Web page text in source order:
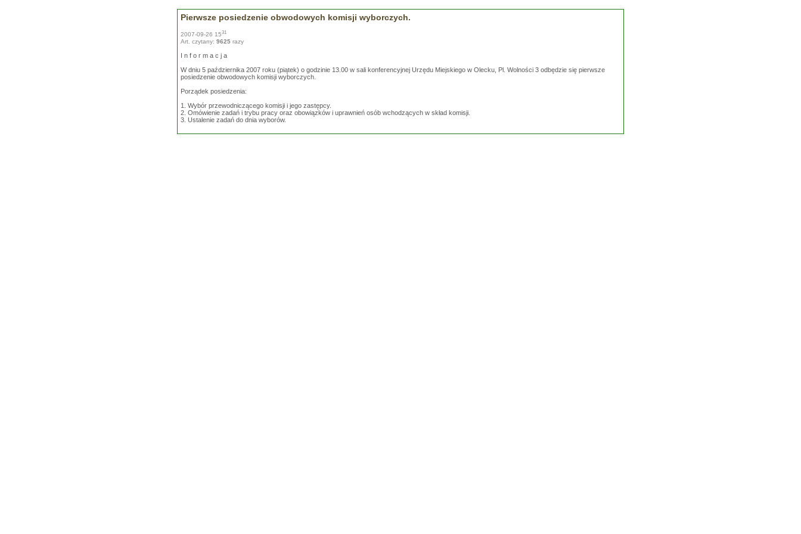
Pierwsze posiedzenie obwodowych komisji wyborczych.
2007-09-26 1531
Art. czytany: 9625 razy
I n f o r m a c j a
W dniu 5 października 2007 roku (piątek) o godzinie 13.00 w sali konferencyjnej Urzędu Miejskiego w Olecku, Pl. Wolności 3 odbędzie się pierwsze
posiedzenie obwodowych komisji wyborczych.
Porządek posiedzenia:
1. Wybór przewodniczącego komisji i jego zastępcy.
2. Omówienie zadań i trybu pracy oraz obowiązków i uprawnień osób wchodzących w skład komisji.
3. Ustalenie zadań do dnia wyborów.